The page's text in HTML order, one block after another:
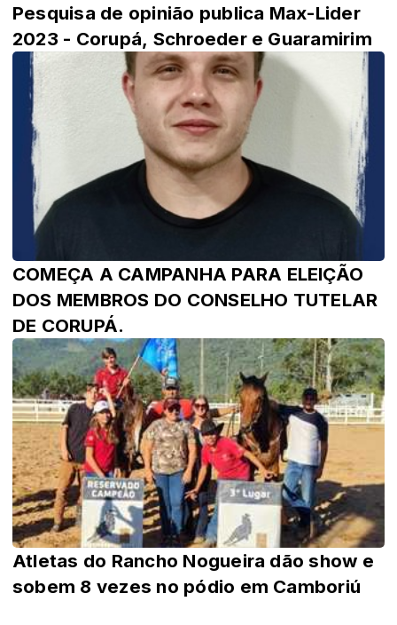
Pesquisa de opinião publica Max-Lider
2023 - Corupá, Schroeder e Guaramirim
COMEÇA A CAMPANHA PARA ELEIÇÃO
DOS MEMBROS DO CONSELHO TUTELAR
DE CORUPÁ.
Atletas do Rancho Nogueira dão show e
sobem 8 vezes no pódio em Camboriú